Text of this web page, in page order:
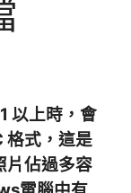
以上時，會
格式，這是
片佔過多容